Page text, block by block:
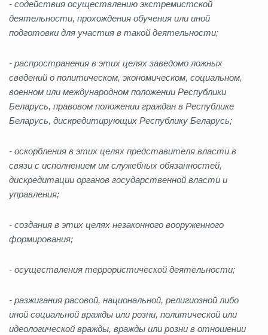
- содействия осуществлению экстремистской
деятельности, прохождения обучения или иной
подготовки для участия в такой деятельности;
- распространения в этих целях заведомо ложных
сведений о политическом, экономическом, социальном,
военном или международном положении Республики
Беларусь, правовом положении граждан в Республике
Беларусь, дискредитирующих Республику Беларусь;
- оскорбления в этих целях представителя власти в
связи с исполнением им служебных обязанностей,
дискредитации органов государственной власти и
управления;
- создания в этих целях незаконного вооруженного
формирования;
- осуществления террористической деятельности;
- разжигания расовой, национальной, религиозной либо
иной социальной вражды или розни, политической или
идеологической вражды, вражды или розни в отношении